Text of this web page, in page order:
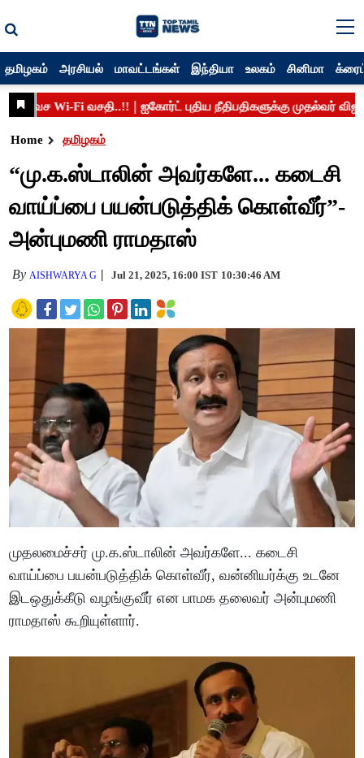
தமிழகம் அரசியல் மாவட்டங்கள் இந்தியா உலகம் சினிமா
Home தமிழகம்
“மு.க.ஸ்டாலின் அவர்களே... கடைசி
வாய்ப்பை பயன்படுத்திக் கொள்வீர்”-
அன்புமணி ராமதாஸ்
By AISHWARYA G Jul 21, 2025, 16:00 IST 10:30:46 AM
முதலமைச்சர் மு.க.ஸ்டாலின் அவர்களே... கடைசி
வாய்ப்பை பயன்படுத்திக் கொள்வீர், வன்னியர்க்கு உடனே
இடஒதுக்கீடு வழங்குவீர் என பாமக தலைவர் அன்புமணி
ராமதாஸ் கூறியுள்ளார்.